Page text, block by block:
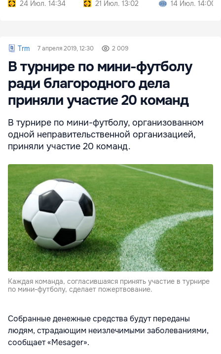
24 Июл. 14:34 21 Июл. 13:02 14 Июл. 14:00
Trm 7 апреля 2019, 12:30 2 009
В турнире по мини-футболу
ради благородного дела
приняли участие 20 команд
В турнире по мини-футболу, организованном
одной неправительственной организацией,
приняли участие 20 команд.
Каждая команда, согласившаяся принять участие в турнире
по мини-футболу, сделает пожертвование.
Собранные денежные средства будут переданы
людям, страдающим неизлечимыми заболеваниями,
сообщает «Mesager».